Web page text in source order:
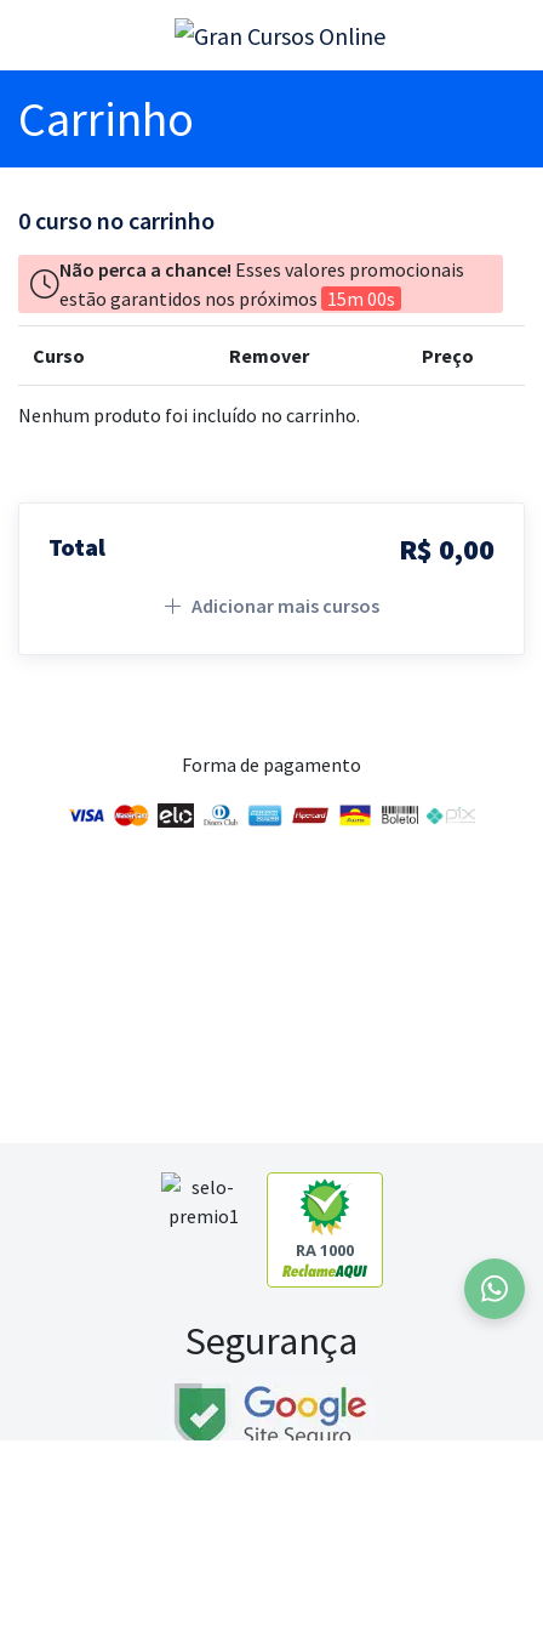
Carrinho
0 curso no carrinho
Não perca a chance! Esses valores promocionais
estão garantidos nos próximos 15m 00s
Curso Remover Preço
Nenhum produto foi incluído no carrinho.
Total R$ 0,00
Adicionar mais cursos
Forma de pagamento
RA 1000
Segurança